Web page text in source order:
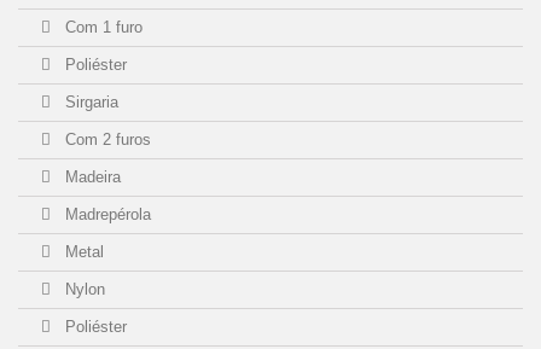
Com 1 furo
Poliéster
Sirgaria
Com 2 furos
Madeira
Madrepérola
Metal
Nylon
Poliéster